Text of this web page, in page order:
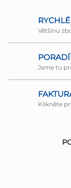
Většinu
Jsme tu
Klikněte